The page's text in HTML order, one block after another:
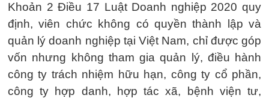
Khoản 2 Điều 17 Luật Doanh nghiệp 2020 quy
định, viên chức không có quyền thành lập và
quản lý doanh nghiệp tại Việt Nam, chỉ được góp
vốn nhưng không tham gia quản lý, điều hành
công ty trách nhiệm hữu hạn, công ty cổ phần,
công ty hợp danh, hợp tác xã, bệnh viện tư,